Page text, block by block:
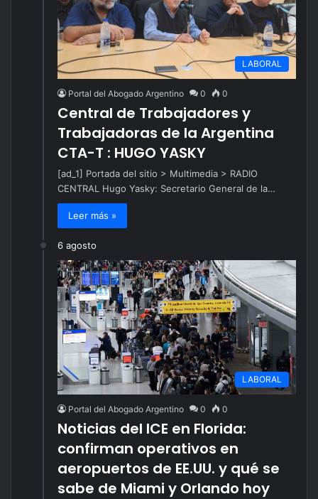
LABORAL
Portal del Abogado Argentino 0 0
Central de Trabajadores y
Trabajadoras de la Argentina
CTA-T : HUGO YASKY
[ad_1] Portada del sitio > Multimedia > RADIO
CENTRAL Hugo Yasky: Secretario General de la…
Leer más »
6 agosto
LABORAL
Portal del Abogado Argentino 0 0
Noticias del ICE en Florida:
confirman operativos en
aeropuertos de EE.UU. y qué se
sabe de Miami y Orlando hoy